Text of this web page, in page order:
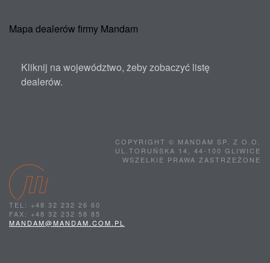
Mapa dealerów firmy Mandam
Kliknij na województwo, żeby zobaczyć listę
dealerów.
COPYRIGHT © MANDAM SP. Z O.O.
UL.TORUŃSKA 14, 44-100 GLIWICE
WSZELKIE PRAWA ZASTRZEŻONE
TEL: +48 32 232 26 60
FAX: +48 32 232 58 85
MANDAM@MANDAM.COM.PL